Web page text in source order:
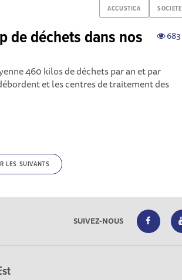
ACCUSTICA SOCIETE
683
de déchets dans nos
460 kilos de déchets par an et par
et les centres de traitement des
LES SUIVANTS
SUIVEZ-NOUS